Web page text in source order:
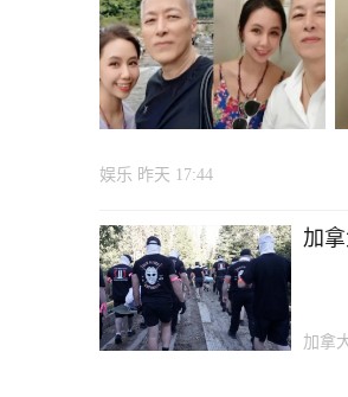
娱乐 昨天 17:44
加
加拿